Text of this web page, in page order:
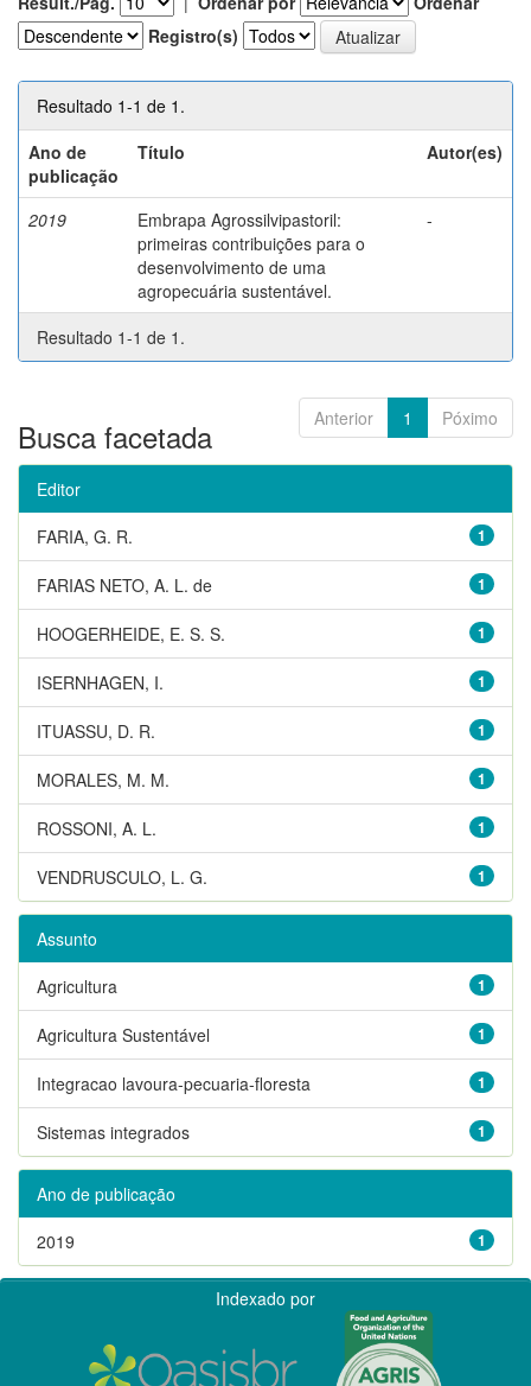
Registro(s)
Resultado 1-1 de 1.
Ano de
publicação
Título Autor(es)
2019
Embrapa Agrossilvipastoril:
primeiras contribuições para o
desenvolvimento de uma
agropecuária sustentável.
-
Resultado 1-1 de 1.
Anterior 1 Póximo
Busca facetada
Editor
1
FARIA, G. R.
1
FARIAS NETO, A. L. de
1
HOOGERHEIDE, E. S. S.
1
ISERNHAGEN, I.
1
ITUASSU, D. R.
1
MORALES, M. M.
1
ROSSONI, A. L.
1
VENDRUSCULO, L. G.
Assunto
1
Agricultura
1
Agricultura Sustentável
1
Integracao lavoura-pecuaria-floresta
1
Sistemas integrados
Ano de publicação
1
2019
Indexado por